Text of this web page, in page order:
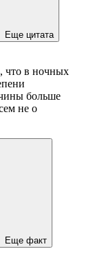
Еще цитата
что в ночных
больше
не о
Еще факт